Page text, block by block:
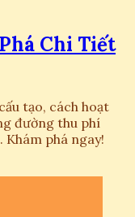
Chi Tiết
tạo, cách hoạt
đường thu phí
phá ngay!